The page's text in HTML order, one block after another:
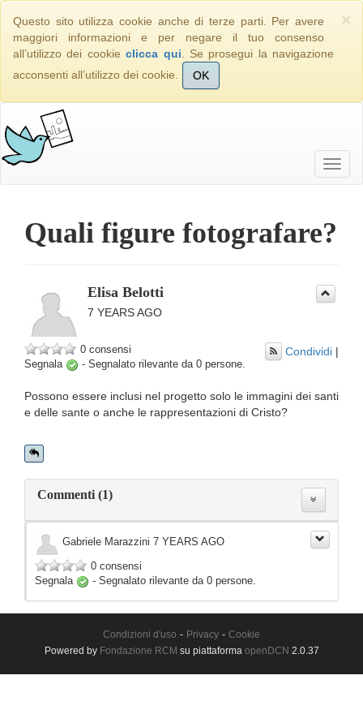
×
Questo sito utilizza cookie anche di terze parti. Per avere
maggiori informazioni e per negare il tuo consenso
all’utilizzo dei cookieclicca qui . Se prosegui la navigazione
acconsenti all’utilizzo dei cookie.
OK
Quali figure fotografare?
Elisa Belotti
7 YEARS AGO
0 consensi
Segnala
- Segnalato rilevante da 0 persone.
Condividi |
Possono essere inclusi nel progetto solo le immagini dei santi
e delle sante o anche le rappresentazioni di Cristo?
Commenti (1)
Gabriele Marazzini 7 YEARS AGO
0 consensi
Segnala
- Segnalato rilevante da 0 persone.
Condizioni d'uso - Privacy - Cookie
Powered by Fondazione RCM su piattaforma openDCN 2.0.37